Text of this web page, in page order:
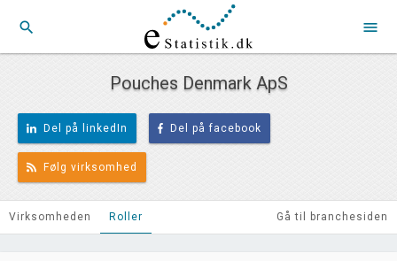
search menu
Pouches Denmark ApS
Del på linkedIn Del på facebook
Følg virksomhed
Virksomheden Roller Gå til branchesiden